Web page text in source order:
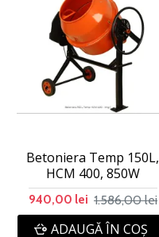
Betoniera Temp 150L,
HCM 400, 850W
940,00 lei 1.586,00 lei
ADAUGĂ ÎN COŞ